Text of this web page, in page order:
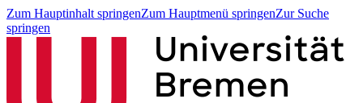
Zum Hauptinhalt springenZum Hauptmenü springenZur Suche
springen